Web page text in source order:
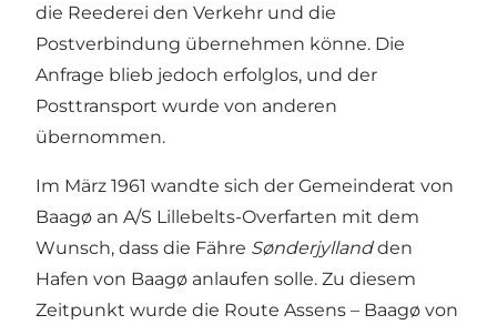
die Reederei den Verkehr und die
Postverbindung übernehmen könne. Die
Anfrage blieb jedoch erfolglos, und der
Posttransport wurde von anderen
übernommen.
Im März 1961 wandte sich der Gemeinderat von
Baagø an A/S Lillebelts-Overfarten mit dem
Wunsch, dass die Fähre Sønderjyllandden
Hafen von Baagø anlaufen solle. Zu diesem
Zeitpunkt wurde die Route Assens – Baagø von